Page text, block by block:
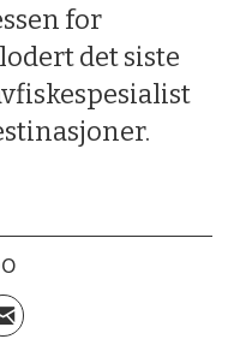
for
det siste